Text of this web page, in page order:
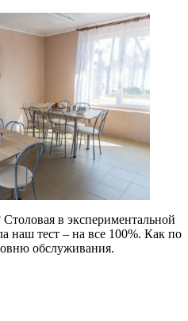
в экспериментальной
наш тест – на все 100%. Как по
обслуживания.